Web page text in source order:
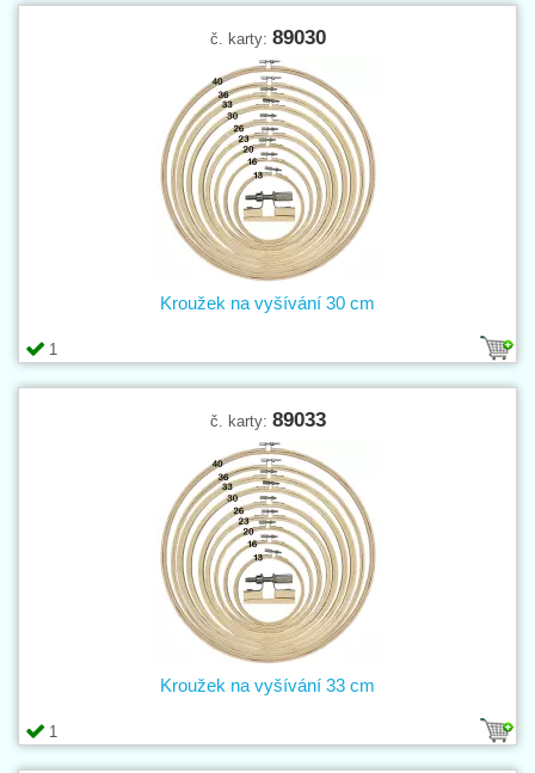
č. karty: 89030
1
Kroužek na vyšívání 30 cm
č. karty: 89033
1
Kroužek na vyšívání 33 cm